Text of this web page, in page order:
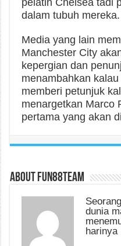
dalam tubuh mereka.
Media yang lain
Manchester City
kepergian dan
menambahkan
memberi petunjuk
menargetkan Marco
pertama yang akan
About fun88team
dunia
harinya